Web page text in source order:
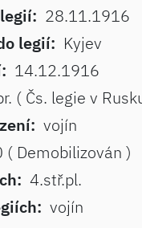
28.11.1916
legií: Kyjev
14.12.1916
( Čs. legie v
vojín
Demobilizován )
4.stř.pl.
vojín